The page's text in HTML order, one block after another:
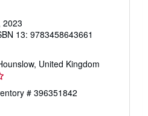
2023
13: 9783458643661
United Kingdom
# 396351842